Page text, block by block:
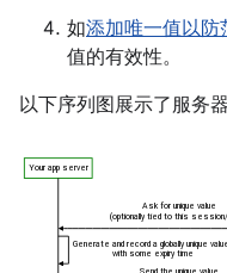
如添加唯一值以防
值的有效性。
以下序列图展示了服务